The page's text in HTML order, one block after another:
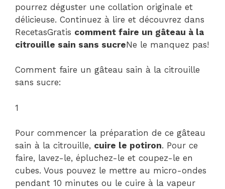
pourrez déguster une collation originale et
délicieuse. Continuez à lire et découvrez dans
RecetasGratis comment faire un gâteau à la
citrouille sain sans sucreNe le manquez pas!
Comment faire un gâteau sain à la citrouille
sans sucre:
1
Pour commencer la préparation de ce gâteau
sain à la citrouille, cuire le potiron. Pour ce
faire, lavez-le, épluchez-le et coupez-le en
cubes. Vous pouvez le mettre au micro-ondes
pendant 10 minutes ou le cuire à la vapeur